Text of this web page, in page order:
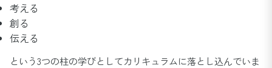
考える
創る
伝える
という3つの柱の学びとしてカリキュラムに落とし込んでいま